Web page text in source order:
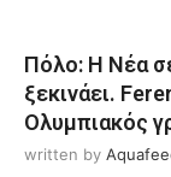
Πόλο: Η Νέα
ξεκινάει.
Ολυμπιακός
written by